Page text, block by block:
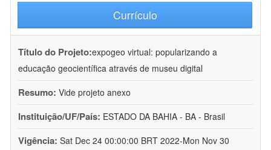
Currículo
Título do Projeto:expogeo virtual: popularizando a
educação geocientífica através de museu digital
Resumo: Vide projeto anexo
Instituição/UF/País: ESTADO DA BAHIA - BA - Brasil
Vigência: Sat Dec 24 00:00:00 BRT 2022-Mon Nov 30